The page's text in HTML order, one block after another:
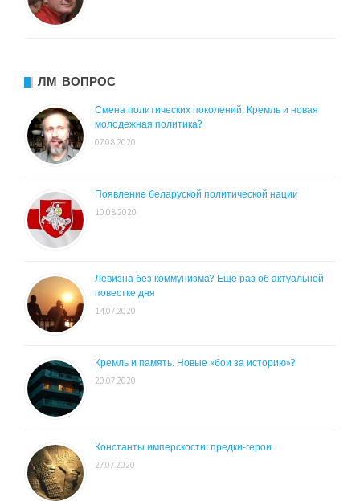
ЛМ-ВОПРОС
Смена политических поколений. Кремль и новая
молодежная политика?
07.08.2020
Появление беларуской политической нации
10.08.2020
Левизна без коммунизма? Ещё раз об актуальной
повестке дня
14.07.2020
Кремль и память. Новые «бои за историю»?
20.07.2020
Константы имперскости: предки-герои
27.07.2020